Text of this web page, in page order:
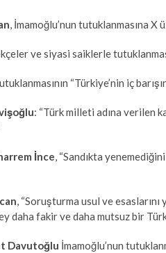
, İmamoğlu’nun tutuklanmasına
ve siyasi saiklerle
“Türkiye’nin iç
: “Türk milleti adına verilen
İnce, “Sandıkta
, “Soruşturma usul ve
daha fakir ve daha mutsuz bir
Davutoğlu İmamoğlu’nun